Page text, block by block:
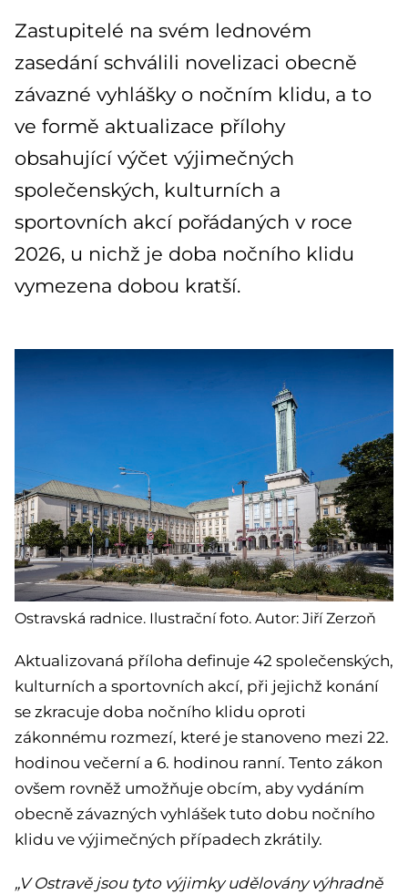
Zastupitelé na svém lednovém
zasedání schválili novelizaci obecně
závazné vyhlášky o nočním klidu, a to
ve formě aktualizace přílohy
obsahující výčet výjimečných
společenských, kulturních a
sportovních akcí pořádaných v roce
2026, u nichž je doba nočního klidu
vymezena dobou kratší.
Ostravská radnice. Ilustrační foto. Autor: Jiří Zerzoň
Aktualizovaná příloha definuje 42 společenských,
kulturních a sportovních akcí, při jejichž konání
se zkracuje doba nočního klidu oproti
zákonnému rozmezí, které je stanoveno mezi 22.
hodinou večerní a 6. hodinou ranní. Tento zákon
ovšem rovněž umožňuje obcím, aby vydáním
obecně závazných vyhlášek tuto dobu nočního
klidu ve výjimečných případech zkrátily.
„V Ostravě jsou tyto výjimky udělovány výhradně